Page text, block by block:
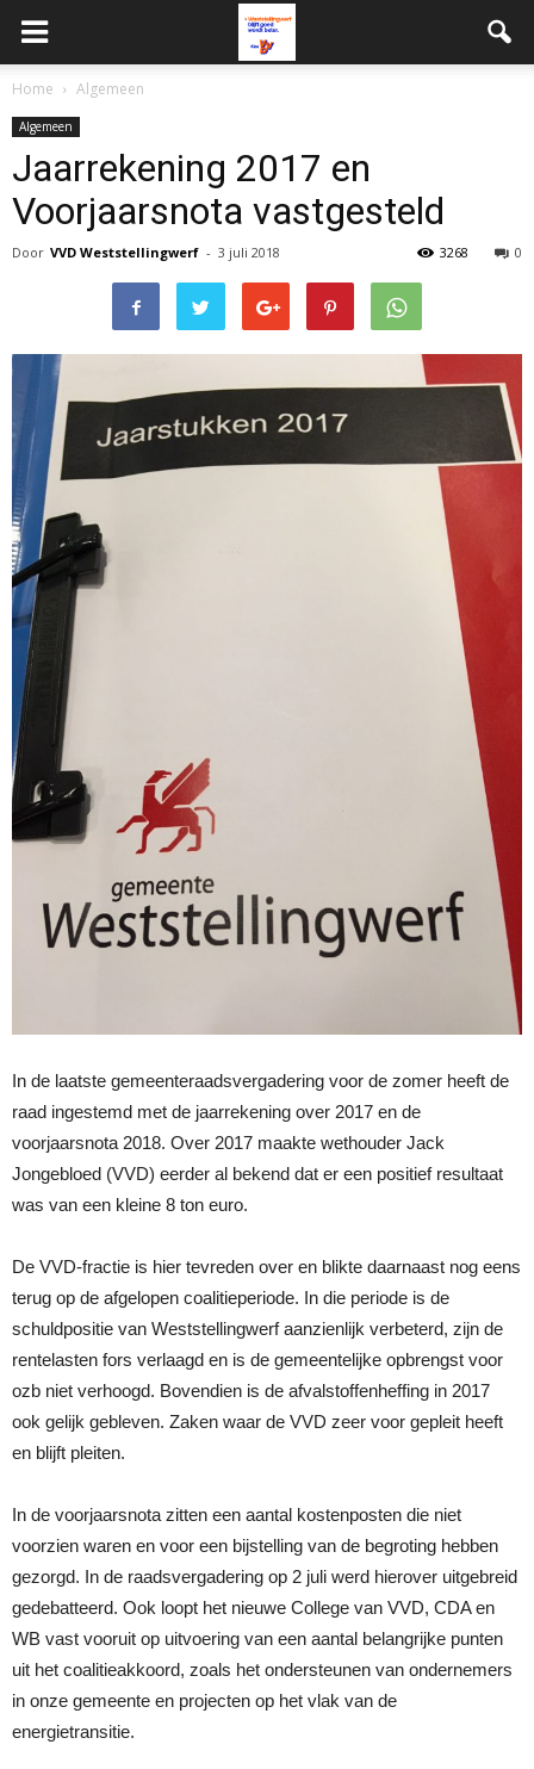
Home Algemeen
Algemeen
Jaarrekening 2017 en
Voorjaarsnota vastgesteld
Door VVD Weststellingwerf - 3 juli 2018 0
3268
In de laatste gemeenteraadsvergadering voor de zomer heeft de
raad ingestemd met de jaarrekening over 2017 en de
voorjaarsnota 2018. Over 2017 maakte wethouder Jack
Jongebloed (VVD) eerder al bekend dat er een positief resultaat
was van een kleine 8 ton euro.
De VVD-fractie is hier tevreden over en blikte daarnaast nog eens
terug op de afgelopen coalitieperiode. In die periode is de
schuldpositie van Weststellingwerf aanzienlijk verbeterd, zijn de
rentelasten fors verlaagd en is de gemeentelijke opbrengst voor
ozb niet verhoogd. Bovendien is de afvalstoffenheffing in 2017
ook gelijk gebleven. Zaken waar de VVD zeer voor gepleit heeft
en blijft pleiten.
In de voorjaarsnota zitten een aantal kostenposten die niet
voorzien waren en voor een bijstelling van de begroting hebben
gezorgd. In de raadsvergadering op 2 juli werd hierover uitgebreid
gedebatteerd. Ook loopt het nieuwe College van VVD, CDA en
WB vast vooruit op uitvoering van een aantal belangrijke punten
uit het coalitieakkoord, zoals het ondersteunen van ondernemers
in onze gemeente en projecten op het vlak van de
energietransitie.